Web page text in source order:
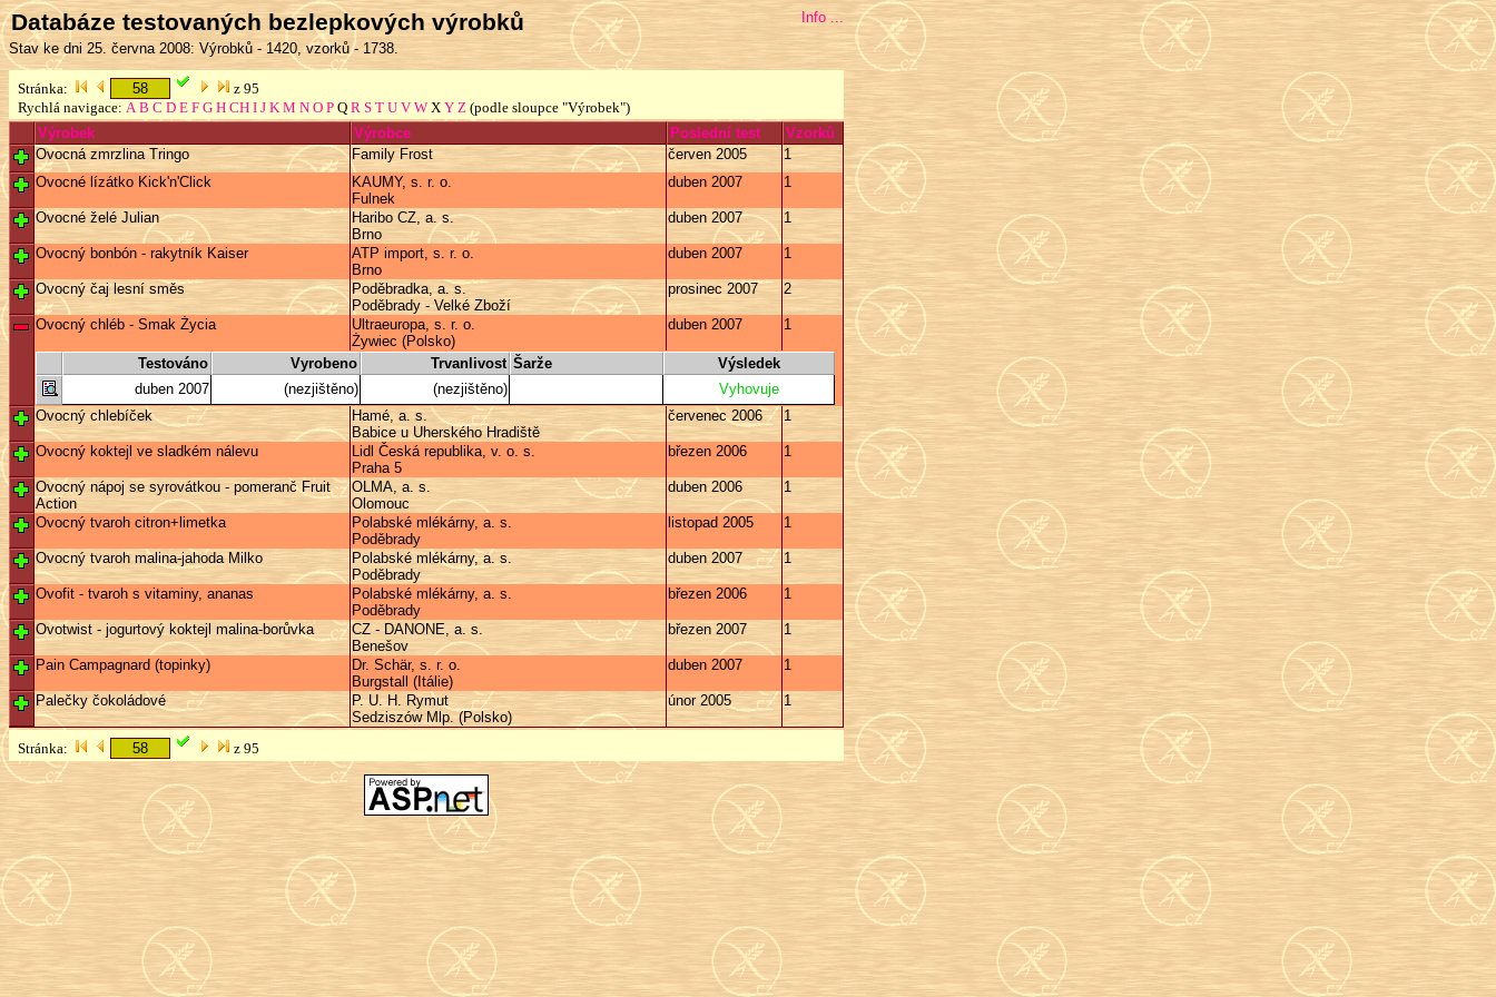
Info ...
Databáze testovaných bezlepkových výrobků
Stav ke dni 25. června 2008: Výrobků - 1420, vzorků - 1738.
Stránka:
z 95
Rychlá navigace: A B C D E F G H CH I J K M N O P Q R S T U V W X Y Z (podle sloupce "Výrobek")
Výrobek
Výrobce Poslední test
Vzorků
Ovocná zmrzlina Tringo
Family Frost červen 2005
1
Ovocné lízátko Kick'n'Click
KAUMY, s. r. o.
Fulnek
duben 2007 1
Ovocné želé Julian
Haribo CZ, a. s.
Brno
duben 2007 1
Ovocný bonbón - rakytník Kaiser
ATP import, s. r. o.
Brno
duben 2007 1
Ovocný čaj lesní směs
Poděbradka, a. s.
Poděbrady - Velké Zboží
prosinec 2007 2
Ovocný chléb - Smak Życia
Ultraeuropa, s. r. o.
Żywiec (Polsko)
duben 2007 1
Testováno Vyrobeno Trvanlivost Šarže
Výsledek
duben 2007
(nezjištěno) (nezjištěno)
Vyhovuje
Ovocný chlebíček
Hamé, a. s.
Babice u Uherského Hradiště
červenec 2006 1
Ovocný koktejl ve sladkém nálevu
Lidl Česká republika, v. o. s.
Praha 5
březen 2006 1
Ovocný nápoj se syrovátkou - pomeranč Fruit
Action
OLMA, a. s.
Olomouc
duben 2006 1
Ovocný tvaroh citron+limetka
Polabské mlékárny, a. s.
Poděbrady
listopad 2005 1
Ovocný tvaroh malina-jahoda Milko
Polabské mlékárny, a. s.
Poděbrady
duben 2007 1
Ovofit - tvaroh s vitaminy, ananas
Polabské mlékárny, a. s.
Poděbrady
březen 2006 1
Ovotwist - jogurtový koktejl malina-borůvka
CZ - DANONE, a. s.
Benešov
březen 2007 1
Pain Campagnard (topinky)
Dr. Schär, s. r. o.
Burgstall (Itálie)
duben 2007 1
Palečky čokoládové
P. U. H. Rymut
Sedziszów Mlp. (Polsko)
únor 2005 1
Stránka: z 95